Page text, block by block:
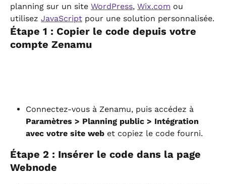
planning sur un site WordPress, Wix.com ou
utilisez JavaScript pour une solution personnalisée.
Étape 1 : Copier le code depuis votre
compte Zenamu
Connectez-vous à Zenamu, puis accédez à
Paramètres > Planning public > Intégration
avec votre site web et copiez le code fourni.
Étape 2 : Insérer le code dans la page
Webnode